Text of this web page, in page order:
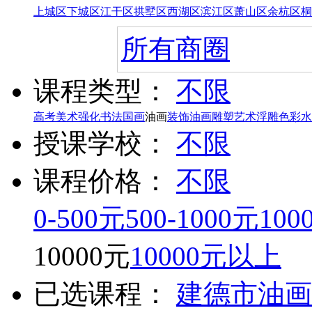
上城区下城区江干区拱墅区西湖区滨江区萧山区余杭区
所有商圈
课程类型：
不限
高考美术强化书法国画油画装饰油画雕塑艺术浮雕色彩
授课学校：
不限
课程价格：
不限
0-500元500-1000元
10000元10000元以上
已选课程：
建德市油画